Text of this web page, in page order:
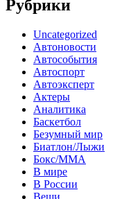
Рубрики
Uncategorized
Автоновости
Автособытия
Автоспорт
Автоэксперт
Актеры
Аналитика
Баскетбол
Безумный мир
Биатлон/Лыжи
Бокс/MMA
В мире
В России
Вещи